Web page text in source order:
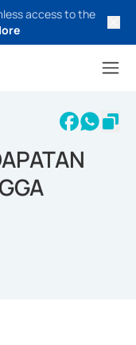
access to the